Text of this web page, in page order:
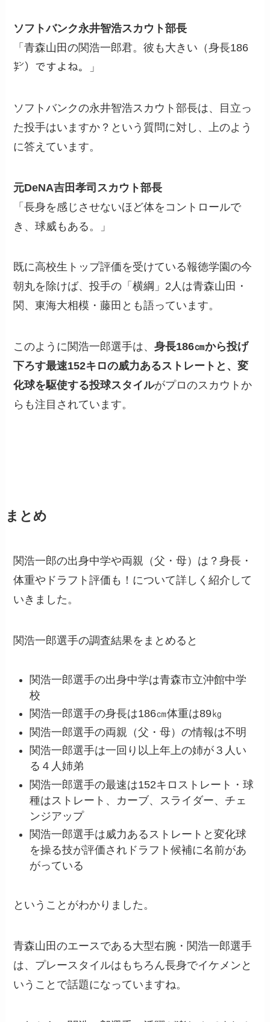
ソフトバンク永井智浩スカウト部長
「青森山田の関浩一郎君。彼も大きい（身長186
㌢）ですよね。」
ソフトバンクの永井智浩スカウト部長は、目立っ
た投手はいますか？という質問に対し、上のよう
に答えています。
元DeNA吉田孝司スカウト部長
「長身を感じさせないほど体をコントロールで
き、球威もある。」
既に高校生トップ評価を受けている報徳学園の今
朝丸を除けば、投手の「横綱」2人は青森山田・
関、東海大相模・藤田とも語っています。
このように関浩一郎選手は、身長186㎝から投げ
下ろす最速152キロの威力あるストレートと、変
化球を駆使する投球スタイルがプロのスカウトか
らも注目されています。
まとめ
関浩一郎の出身中学や両親（父・母）は？身長・
体重やドラフト評価も！について詳しく紹介して
いきました。
関浩一郎選手の調査結果をまとめると
関浩一郎選手の出身中学は青森市立沖館中学
校
関浩一郎選手の身長は186㎝体重は89㎏
関浩一郎選手の両親（父・母）の情報は不明
関浩一郎選手は一回り以上年上の姉が３人い
る４人姉弟
関浩一郎選手の最速は152キロストレート・球
種はストレート、カーブ、スライダー、チェ
ンジアップ
関浩一郎選手は威力あるストレートと変化球
を操る技が評価されドラフト候補に名前があ
がっている
ということがわかりました。
青森山田のエースである大型右腕・関浩一郎選手
は、プレースタイルはもちろん長身でイケメンと
いうことで話題になっていますね。